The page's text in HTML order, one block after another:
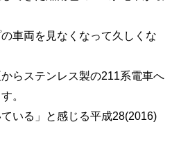
車両を見なくなって久しくな
らステンレス製の211系電車へ
。
いる」と感じる平成28(2016)